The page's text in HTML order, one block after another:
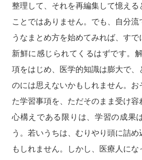
整理して、それを再編集して憶える
ことではありません。でも、自分流
うなまとめ方を始めてみれば、すで
新鮮に感じられてくるはずです。
項をはじめ、医学的知識は膨大で、
のには思えないかもしれません。お
た学習事項を、ただそのまま受け容
心構えである限りは、学習の成果
う。若いうちは、むりやり頭に詰
もしれません。しかし、医療人に